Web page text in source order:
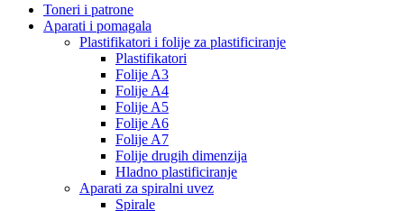
Toneri i patrone
Aparati i pomagala
Plastifikatori i folije za plastificiranje
Plastifikatori
Folije A3
Folije A4
Folije A5
Folije A6
Folije A7
Folije drugih dimenzija
Hladno plastificiranje
Aparati za spiralni uvez
Spirale